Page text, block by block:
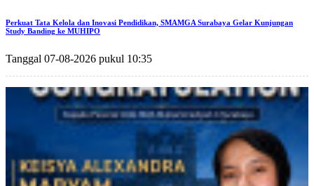
Perkuat Tata Kelola dan Inovasi Pendidikan, SMAMGA Surabaya Gelar Kunjungan
Study Banding ke MUHIPO
Tanggal 07-08-2026 pukul 10:35